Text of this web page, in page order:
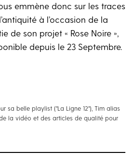
emmène donc sur les traces
à l’occasion de la
de son projet « Rose Noire »,
depuis le 23 Septembre.
sa belle playlist ("La Ligne 12"), Tim alias
la vidéo et des articles de qualité pour